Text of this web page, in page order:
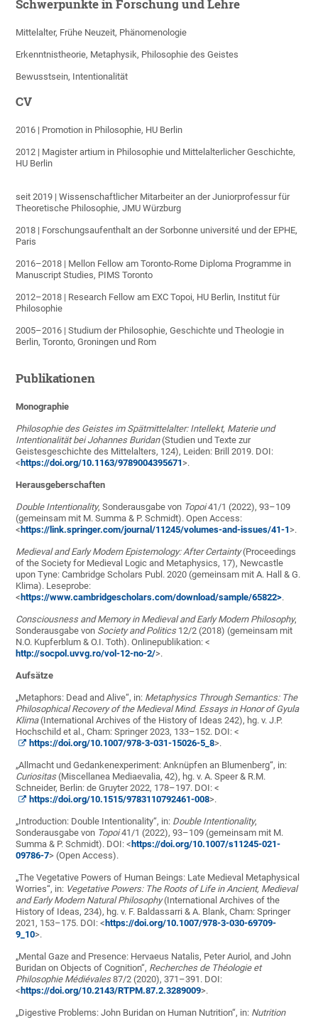
Schwerpunkte in Forschung und Lehre
Mittelalter, Frühe Neuzeit, Phänomenologie
Erkenntnistheorie, Metaphysik, Philosophie des Geistes
Bewusstsein, Intentionalität
CV
2016 | Promotion in Philosophie, HU Berlin
2012 | Magister artium in Philosophie und Mittelalterlicher Geschichte,
HU Berlin
seit 2019 | Wissenschaftlicher Mitarbeiter an der Juniorprofessur für
Theoretische Philosophie, JMU Würzburg
2018 | Forschungsaufenthalt an der Sorbonne université und der EPHE,
Paris
2016–2018 | Mellon Fellow am Toronto-Rome Diploma Programme in
Manuscript Studies, PIMS Toronto
2012–2018 | Research Fellow am EXC Topoi, HU Berlin, Institut für
Philosophie
2005–2016 | Studium der Philosophie, Geschichte und Theologie in
Berlin, Toronto, Groningen und Rom
Publikationen
Monographie
Philosophie des Geistes im Spätmittelalter: Intellekt, Materie und
Intentionalität bei Johannes Buridan(Studien und Texte zur
Geistesgeschichte des Mittelalters, 124), Leiden: Brill 2019. DOI:
< https://doi.org/10.1163/9789004395671>.
Herausgeberschaften
Double Intentionality, Sonderausgabe von Topoi41/1 (2022), 93–109
(gemeinsam mit M. Summa & P. Schmidt). Open Access:
< https://link.springer.com/journal/11245/volumes-and-issues/41-1>.
Medieval and Early Modern Epistemology: After Certainty(Proceedings
of the Society for Medieval Logic and Metaphysics, 17), Newcastle
upon Tyne: Cambridge Scholars Publ. 2020 (gemeinsam mit A. Hall & G.
Klima). Leseprobe:
< https://www.cambridgescholars.com/download/sample/65822>.
Consciousness and Memory in Medieval and Early Modern Philosophy,
Sonderausgabe von Society and Politics12/2 (2018) (gemeinsam mit
N.O. Kupferblum & O.I. Toth). Onlinepublikation: <
http://socpol.uvvg.ro/vol-12-no-2/>.
Aufsätze
„Metaphors: Dead and Alive“, in: Metaphysics Through Semantics: The
Philosophical Recovery of the Medieval Mind. Essays in Honor of Gyula
Klima(International Archives of the History of Ideas 242), hg. v. J.P.
Hochschild et al., Cham: Springer 2023, 133–152. DOI: <
https://doi.org/10.1007/978-3-031-15026-5_8>.
„Allmacht und Gedankenexperiment: Anknüpfen an Blumenberg“, in:
Curiositas(Miscellanea Mediaevalia, 42), hg. v. A. Speer & R.M.
Schneider, Berlin: de Gruyter 2022, 178–197. DOI: <
https://doi.org/10.1515/9783110792461-008>.
„Introduction: Double Intentionality“, in: Double Intentionality,
Sonderausgabe von Topoi41/1 (2022), 93–109 (gemeinsam mit M.
Summa & P. Schmidt). DOI: < https://doi.org/10.1007/s11245-021-
09786-7> (Open Access).
„The Vegetative Powers of Human Beings: Late Medieval Metaphysical
Worries“, in: Vegetative Powers: The Roots of Life in Ancient, Medieval
and Early Modern Natural Philosophy(International Archives of the
History of Ideas, 234), hg. v. F. Baldassarri & A. Blank, Cham: Springer
2021, 153–175. DOI: < https://doi.org/10.1007/978-3-030-69709-
9_10>.
„Mental Gaze and Presence: Hervaeus Natalis, Peter Auriol, and John
Buridan on Objects of Cognition“, Recherches de Théologie et
Philosophie Médiévales87/2 (2020), 371–391. DOI:
< https://doi.org/10.2143/RTPM.87.2.3289009>.
„Digestive Problems: John Buridan on Human Nutrition“, in: Nutrition